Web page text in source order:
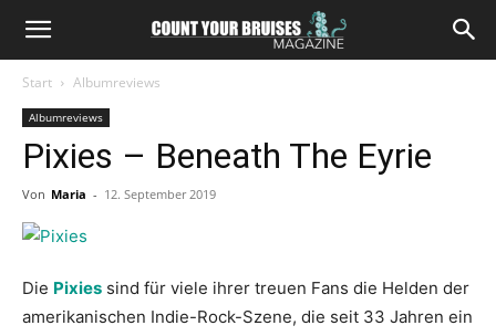
Start Albumreviews
Albumreviews
Pixies – Beneath The Eyrie
Von Maria - 12. September 2019
Die Pixies sind für viele ihrer treuen Fans die Helden der
amerikanischen Indie-Rock-Szene, die seit 33 Jahren ein